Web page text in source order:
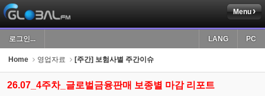
Menu
로그인... PC
LANG
Home 영업자료 [주간] 보험사별 주간이슈
26.07_4주차_글로벌금융판매 보종별 마감 리포트
Sketchbook5, 스케치북5